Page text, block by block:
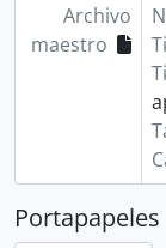
Archivo
maestro
Portapapeles